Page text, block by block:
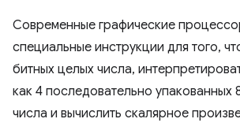
Современные графические
специальные инструкции для того,
битных целых числа,
как 4 последовательно упакованных
числа и вычислить скалярное